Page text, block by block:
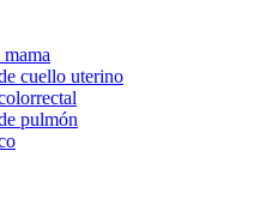
cuello uterino
pulmón